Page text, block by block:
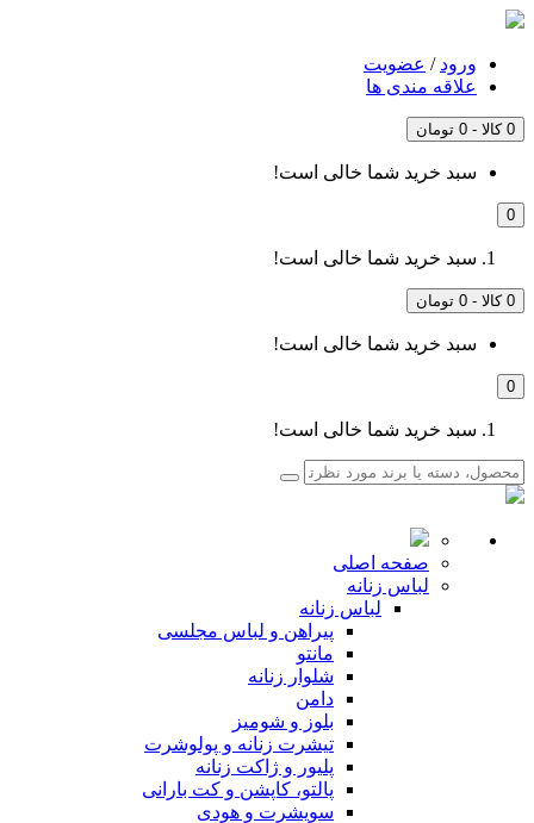
ورود / عضویت
علاقه مندی ها
0 کالا - 0 تومان
سبد خرید شما خالی است!
0
سبد خرید شما خالی است!
0 کالا - 0 تومان
سبد خرید شما خالی است!
0
سبد خرید شما خالی است!
صفحه اصلی
لباس زنانه
لباس زنانه
پیراهن و لباس مجلسی
مانتو
شلوار زنانه
دامن
بلوز و شومیز
تیشرت زنانه و پولوشرت
پلیور و ژاکت زنانه
پالتو، کاپشن و کت بارانی
سویشرت و هودی